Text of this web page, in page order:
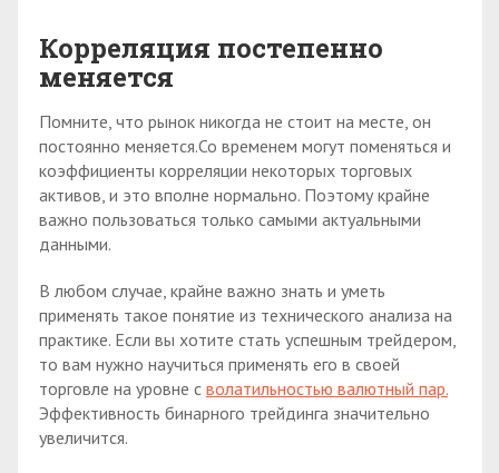
Корреляция постепенно
меняется
Помните, что рынок никогда не стоит на месте, он
постоянно меняется.Со временем могут поменяться и
коэффициенты корреляции некоторых торговых
активов, и это вполне нормально. Поэтому крайне
важно пользоваться только самыми актуальными
данными.
В любом случае, крайне важно знать и уметь
применять такое понятие из технического анализа на
практике. Если вы хотите стать успешным трейдером,
то вам нужно научиться применять его в своей
торговле на уровне с волатильностью валютный пар.
Эффективность бинарного трейдинга значительно
увеличится.